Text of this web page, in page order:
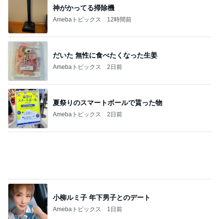
原田龍二 8kmのゴミ拾いウォーキング
Amebaトピックス
記事を読む